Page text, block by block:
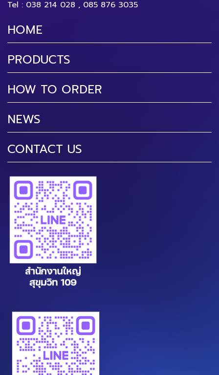
Tel : 038 214 028 , 085 876 3035
HOME
PRODUCTS
HOW TO ORDER
NEWS
CONTACT US